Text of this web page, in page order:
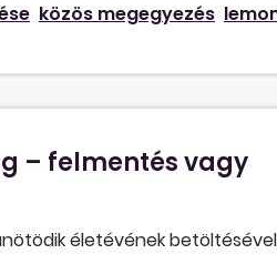
közös megegyezés
– felmentés vagy
életévének